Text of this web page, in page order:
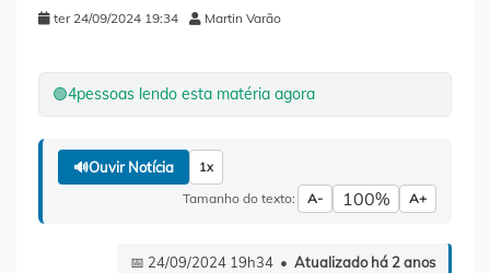
ter 24/09/2024 19:34 Martin Varão
🟢4pessoas lendo esta matéria agora
🔊Ouvir Notícia 1x
Tamanho do texto: A- 100% A+
📅 24/09/2024 19h34 • Atualizado há 2 anos